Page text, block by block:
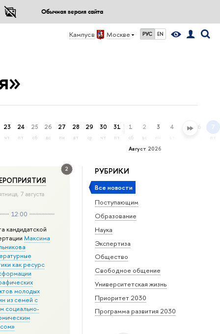
Обычная версия сайта
Кампус в Москве РУС EN
23
чт
24
пт
25
сб
26
вс
27
пн
28
вт
29
ср
30
чт
31
пт
Август 2026
1
сб
2
вс
3 4 5 6 7
пт
РУБРИКИ
Все новости
Поступающим
Образование
Наука
Экспертиза
Общество
Свободное общение
Университетская жизнь
Приоритет 2030
Программа развития 2030
2
7 августа
12:00
кандидатской
Максима
как ресурс
молодых
из семей с
социально-